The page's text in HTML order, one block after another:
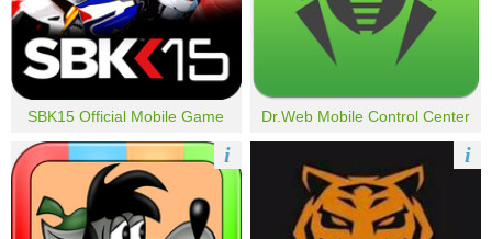
SBK15 Official Mobile Game Dr.Web Mobile Control Center
i i